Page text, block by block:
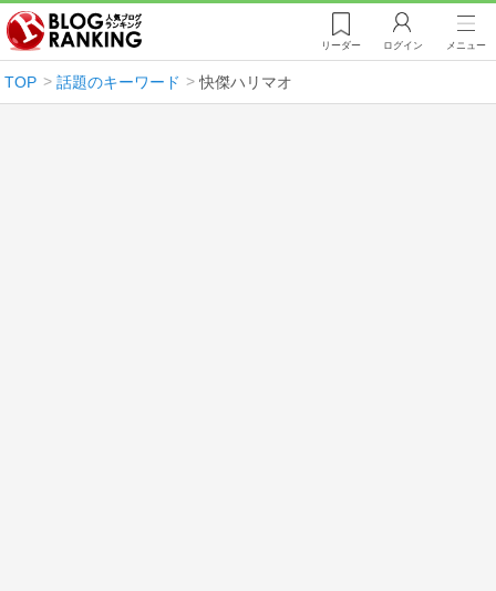
リーダー ログイン メニュー
TOP 話題のキーワード 快傑ハリマオ